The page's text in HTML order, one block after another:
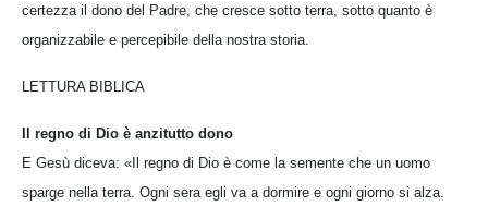
certezza il dono del Padre, che cresce sotto terra, sotto quanto è
organizzabile e percepibile della nostra storia.
LETTURA BIBLICA
Il regno di Dio è anzitutto dono
E Gesù diceva: «Il regno di Dio è come la semente che un uomo
sparge nella terra. Ogni sera egli va a dormire e ogni giorno si alza.